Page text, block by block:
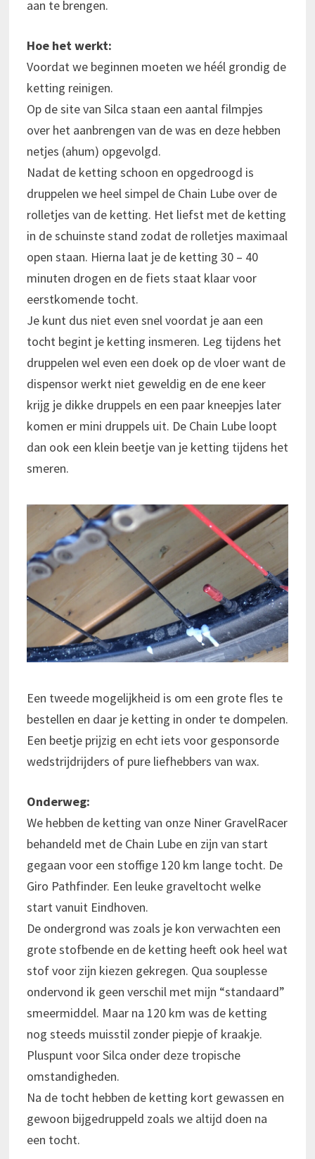
aan te brengen.
Hoe het werkt:
Voordat we beginnen moeten we héél grondig de
ketting reinigen.
Op de site van Silca staan een aantal filmpjes
over het aanbrengen van de was en deze hebben
netjes (ahum) opgevolgd.
Nadat de ketting schoon en opgedroogd is
druppelen we heel simpel de Chain Lube over de
rolletjes van de ketting. Het liefst met de ketting
in de schuinste stand zodat de rolletjes maximaal
open staan. Hierna laat je de ketting 30 – 40
minuten drogen en de fiets staat klaar voor
eerstkomende tocht.
Je kunt dus niet even snel voordat je aan een
tocht begint je ketting insmeren. Leg tijdens het
druppelen wel even een doek op de vloer want de
dispensor werkt niet geweldig en de ene keer
krijg je dikke druppels en een paar kneepjes later
komen er mini druppels uit. De Chain Lube loopt
dan ook een klein beetje van je ketting tijdens het
smeren.
Een tweede mogelijkheid is om een grote fles te
bestellen en daar je ketting in onder te dompelen.
Een beetje prijzig en echt iets voor gesponsorde
wedstrijdrijders of pure liefhebbers van wax.
Onderweg:
We hebben de ketting van onze Niner GravelRacer
behandeld met de Chain Lube en zijn van start
gegaan voor een stoffige 120 km lange tocht. De
Giro Pathfinder. Een leuke graveltocht welke
start vanuit Eindhoven.
De ondergrond was zoals je kon verwachten een
grote stofbende en de ketting heeft ook heel wat
stof voor zijn kiezen gekregen. Qua souplesse
ondervond ik geen verschil met mijn “standaard”
smeermiddel. Maar na 120 km was de ketting
nog steeds muisstil zonder piepje of kraakje.
Pluspunt voor Silca onder deze tropische
omstandigheden.
Na de tocht hebben de ketting kort gewassen en
gewoon bijgedruppeld zoals we altijd doen na
een tocht.